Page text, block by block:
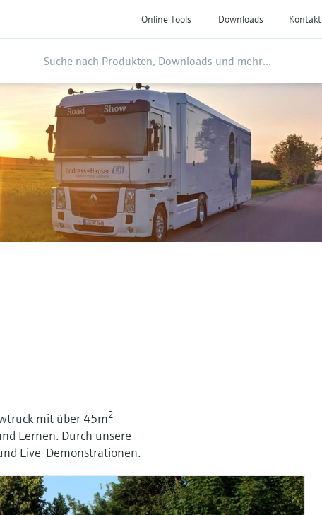
Online Tools Downloads Kontakt
mit über 45m2
Lernen. Durch unsere
Live-Demonstrationen.